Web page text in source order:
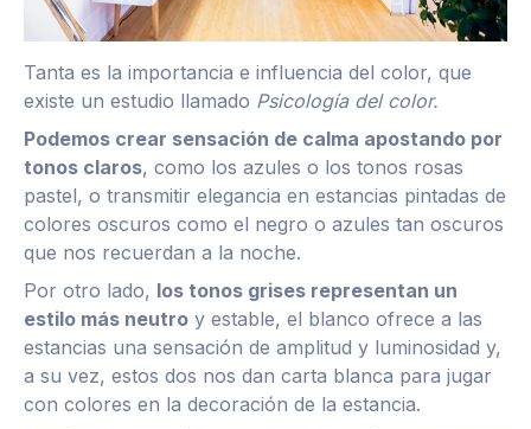
Tanta es la importancia e influencia del color, que
existe un estudio llamado Psicología del color.
Podemos crear sensación de calma apostando por
tonos claros, como los azules o los tonos rosas
pastel, o transmitir elegancia en estancias pintadas de
colores oscuros como el negro o azules tan oscuros
que nos recuerdan a la noche.
Por otro lado, los tonos grises representan un
estilo más neutro y estable, el blanco ofrece a las
estancias una sensación de amplitud y luminosidad y,
a su vez, estos dos nos dan carta blanca para jugar
con colores en la decoración de la estancia.